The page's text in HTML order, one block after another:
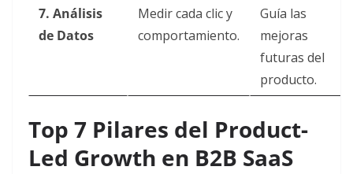
7. Análisis
de Datos
Medir cada clic y
comportamiento.
Guía las
mejoras
futuras del
producto.
Top 7 Pilares del Product-
Led Growth en B2B SaaS